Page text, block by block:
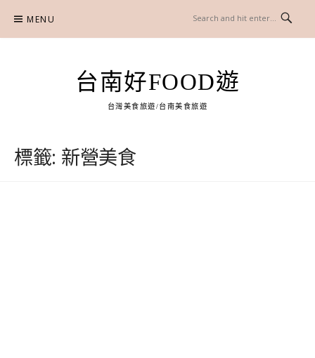
content
MENU
台南好FOOD遊
台灣美食旅遊/台南美食旅遊
標籤: 新營美食